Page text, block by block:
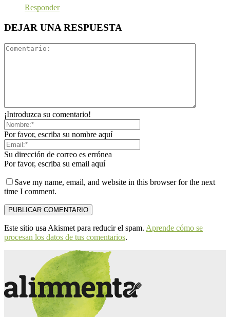
Responder
DEJAR UNA RESPUESTA
¡Introduzca su comentario!
Por favor, escriba su nombre aquí
Su dirección de correo es errónea
Por favor, escriba su email aquí
Save my name, email, and website in this browser for the next
time I comment.
Este sitio usa Akismet para reducir el spam. Aprende cómo se
procesan los datos de tus comentarios.